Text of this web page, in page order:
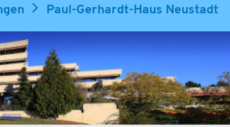
Demenz
Paul-Gerhardt-Haus Neustadt